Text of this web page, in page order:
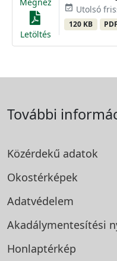
Letöltés
event_available Utolsó
120 KB
További
Közérdekű adatok
Okostérképek
Adatvédelem
Akadálymentesítési
Honlaptérkép